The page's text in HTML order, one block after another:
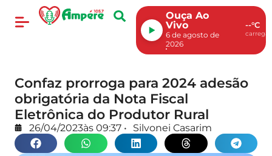
Ouça Ao
Vivo
6 de agosto de
2026
--°C
Confaz prorroga para 2024 adesão
obrigatória da Nota Fiscal
Eletrônica do Produtor Rural
26/04/2023às 09:37 • Silvonei Casarim